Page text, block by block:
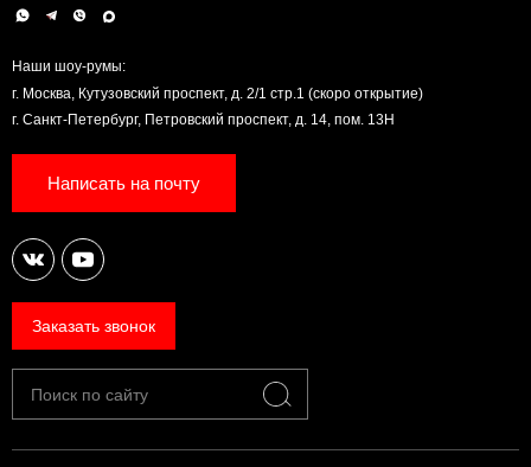
Наши шоу-румы:
г. Москва, Кутузовский проспект, д. 2/1 стр.1 (скоро открытие)
г. Санкт-Петербург, Петровский проспект, д. 14, пом. 13Н
Написать на почту
Заказать звонок